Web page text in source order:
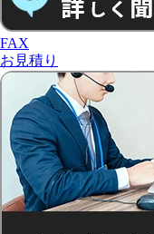
FAX
お見積り